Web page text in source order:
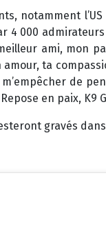
notamment
4 000
ami,
ta
de
en paix, K9
gravés